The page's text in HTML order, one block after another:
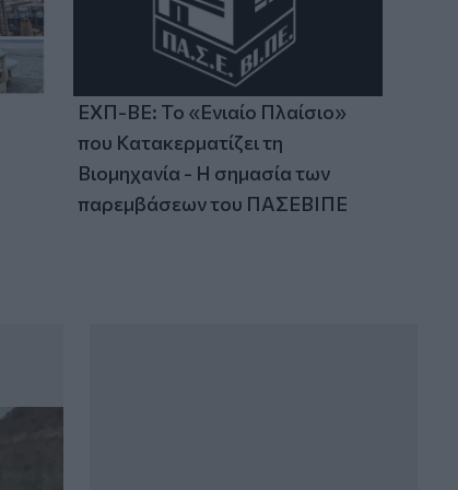
ΕΧΠ-ΒΕ: Το «Ενιαίο Πλαίσιο»
που Κατακερματίζει τη
Βιομηχανία - Η σημασία των
παρεμβάσεων του ΠΑΣΕΒΙΠΕ